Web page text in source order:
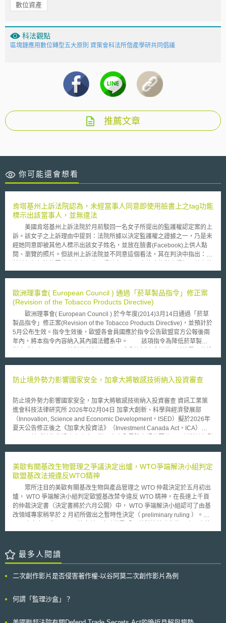
數位資產
科法觀點
區塊鏈應用數位轉型五大原則 資策會科法所偕產學研共同倡議
推薦文章
你可能還會想看
肯塔基州上訴法院認為，未經當事人同意即使用臉書上之tag功能
標示出該當事人，並無違法
美國肯塔基州上訴法院於月前駁回一名女子所提出的監護權認定案的上
訴。該女子之上訴理由中提到：法院所據以決定監護權之證據之一，乃是未
經她同意即被其他人標示出該女子姓名，並放在臉書(Facebook)上供人點
閱、瀏覽的照片。但該州上訴法院並不同意這個看法，其在判決中指出：目
至臉書或其他網站；此外亦無任何法律規定其他人不得將該女子之姓名標示
人資料保護相關之處至少有二：首先，是關於法律適用的部分，亦即，如本
案發生在日後個人資料保護法開始施行後的台灣，則該法第51條第1項(註1)
之排除規定是否適用的問題；其二則是法律政策的部分，究竟在這個資訊數
位化且易於搜尋的網路時代，為個人或家庭活動目的而毫無設限（例如本案
之供不特定人瀏覽）的利用他人之個人資料是否確無為保護個人資料為著眼
點之規範必要？（在肯塔基州這個案子裡，此一「無規範」的結果或許是正
面的，但在其他的許多狀況，可能並非如此。） 註1：個人資料保護法
個人或家庭活動之目的，而蒐集、處理或利用個人資料。二、於公開場所或
歐洲理事會( European Council ) 通過「菸草製品指令」修正案
(Revision of the Tobacco Products Directive)
歐洲理事會( European Council ) 於今年度(2014)3月14日通過「菸草
製品指令」修正案(Revision of the Tobacco Products Directive)，並預計於
5月公布生效。指令生效後，歐盟各會員國應於指令公告歐盟官方公報後兩
年內，將本指令內容納入其內國法體系中。 該項指令為降低菸草製品
入本次修法規範，指令主要規範內容如下： (一)警示文字和圖示應同時呈現
涵蓋外包裝正面與背面的65%外，側邊應標記妨害健康之警示。例如：「尼
添加物之管制 菸草產品的外部包裝與內容物部份，需讓消費者清楚瞭解，
購買的菸草產品有危害健康之疑慮。例如：不得將菸草產品以糖果、或香水
化妝品等樣式包裝之；並嚴禁添加水果口味，薄荷或香草等添加物抑制菸草
刺激氣味。 (三)全面禁止電子菸品廣告之播放 本次修正案更規定歐盟各會員
國將於2016年起禁止撥放任何有關電子菸品銷售或販賣之廣告。 日
尼古丁檢出率達86%。我國有關單位除應提高我國菸品查緝管制強度外，實
防止境外勢力影響國家安全，加拿大將敏感技術納入投資審查
防止境外勢力影響國家安全，加拿大將敏感技術納入投資審查 資訊工業策
進會科技法律研究所 2026年02月04日 加拿大創新、科學與經濟發展部
（Innovation, Science and Economic Development，ISED）擬於2026年
夏天公告修正後之《加拿大投資法》（Investment Canada Act，ICA）
之投資，採事前申報制[3]。加拿大政府定期盤點敏感技術項目，研究者應自
方式，防免境外勢力取得加拿大敏感技術，本文分析如下。 壹、背景摘要
依據加拿大於2025年10月公布之《2025年至2027年監理前瞻計畫：外國投
資審查與經濟安全部門》（2025-2027 Forward Regulatory Plan – Foreign
Investment Review and Economic Security Branch），於C-34法案（Bill
C-34）中修正ICA[4]。本次之ICA草案，為對《國家安全投資審查條例》
（National Security Review of Investments Regulations）和《加拿大投資
條例》（Investment Canada Regulations）之修正[5]。申言之，ICA草案
大之國家安全[6]。C-34法案於2024年3月通過，大部分條款於2024年9月生
效。新修正之ICA聚焦於強化加拿大投資的透明度，與投資者的可確定性，
並賦予加拿大政府必要的審查權限[7]。 貳、重點說明 一、階段生效，ICA
的影響[8]。修正內容為授權ISED部長得延長對國家安全之投資審查期限，
據，並視情形要求修改或解除承諾[10]。以及強化與國際執行投資審查業務
美歐有關基改生物管理之爭議決定出爐，WTO爭端解決小組判定
歐盟基改法規違反WTO精神
眾所注目的美歐有關基改生物與產品管理之 WTO 仲裁決定於五月初出
爐， WTO 爭端解決小組判定歐盟基改禁令違反 WTO 精神，在長達上千頁
的仲裁決定書（決定書將於六月公開）中， WTO 爭端解決小組認可了由基
改領域專家稍早於 2 月初所做出之暫時性決定（ preliminary ruling ）。
理限制，蓋以美國為首的控方所爭執者，為歐盟自 1998 年以後停止對基改
生物及產品管理法規，重新開啟基改生物及產品之上市審查，以實質行動祛
除了該等禁令。不過， WTO 爭端解決小組此一決定書仍可能使歐盟未來在
以避免爭端發生。 此外，決定書中也指出，儘管歐盟基改生物與產品
利、法國、德國、盧森堡及希臘，被認為延宕實施歐盟新制，雖然歐盟執委
最多人閱讀
二次創作影片是否侵害著作權-以谷阿莫二次創作影片為例
何謂「監理沙盒」？